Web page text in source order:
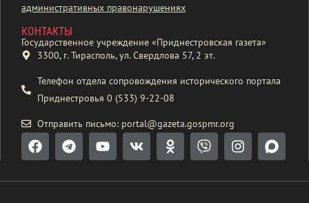
административных правонарушениях
КОНТАКТЫ
Государственное учреждение «Приднестровская газета»
3300, г. Тирасполь, ул. Свердлова 57, 2 эт.
Телефон отдела сопровождения исторического портала
Приднестровья 0 (533) 9-22-08
Отправить письмо: portal@gazeta.gospmr.org